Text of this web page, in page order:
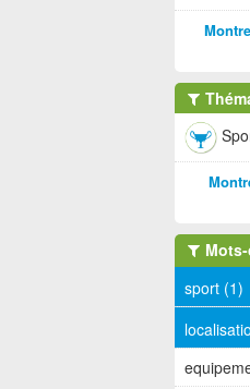
sport (1)